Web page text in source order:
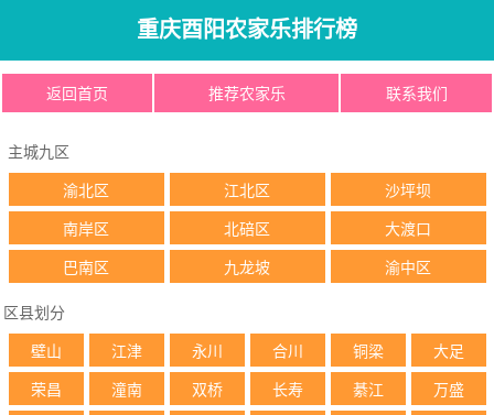
重庆酉阳农家乐排行榜
返回首页 推荐农家乐 联系我们
主城九区
渝北区 江北区 沙坪坝
南岸区 北碚区 大渡口
巴南区 九龙坡 渝中区
区县划分
壁山 江津 永川 合川 铜梁 大足
荣昌 潼南 双桥 长寿 綦江 万盛